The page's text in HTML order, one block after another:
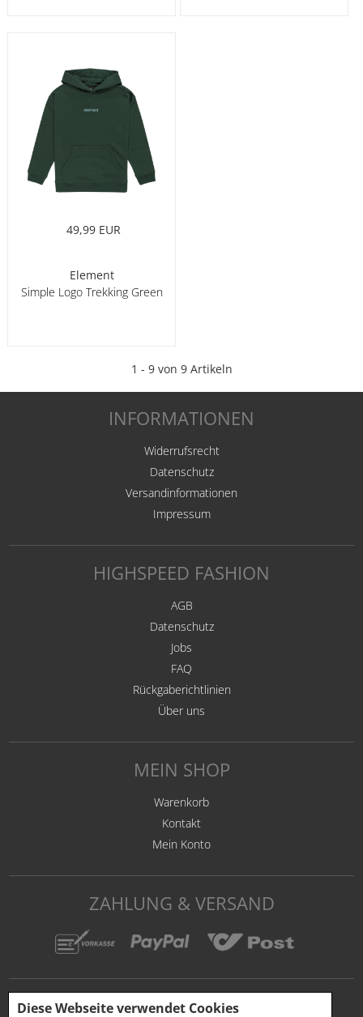
49,99 EUR
Element
Simple Logo Trekking Green
1 - 9 von 9 Artikeln
INFORMATIONEN
Widerrufsrecht
Datenschutz
Versandinformationen
Impressum
HIGHSPEED FASHION
AGB
Datenschutz
Jobs
FAQ
Rückgaberichtlinien
Über uns
MEIN SHOP
Warenkorb
Kontakt
Mein Konto
ZAHLUNG & VERSAND
Diese Webseite verwendet Cookies